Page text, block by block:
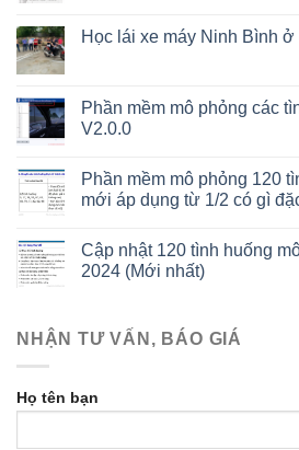
Học lái xe máy Ninh Bình ở
Phần mềm mô phỏng các
V2.0.0
Phần mềm mô phỏng 120
mới áp dụng từ 1/2 có gì
Cập nhật 120 tình huống
2024 (Mới nhất)
NHẬN TƯ VẤN, BÁO GIÁ
Họ tên bạn